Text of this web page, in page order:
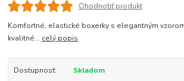
Ohodnotiť produkt
Komfortné, elastické boxerky s elegantným
kvalitné... celý popis
Dostupnosť:
Skladom